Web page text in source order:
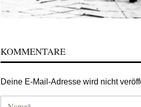
KOMMENTARE
Deine E-Mail-Adresse wird nicht